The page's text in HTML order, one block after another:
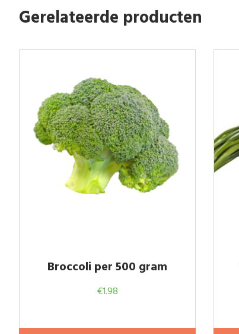
Gerelateerde producten
Broccoli per 500 gram
€1.98